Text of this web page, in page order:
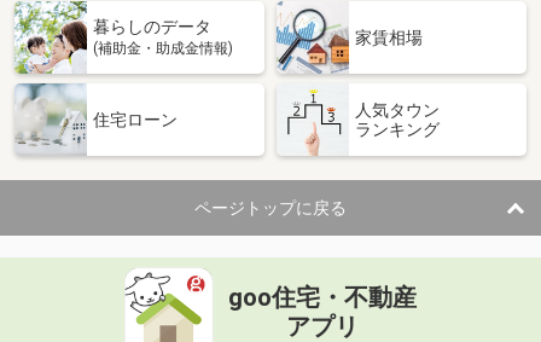
暮らしのデータ
(補助金・助成金情報)
家賃相場
住宅ローン
人気タウン
ランキング
ページトップに戻る
goo住宅・不動産
アプリ